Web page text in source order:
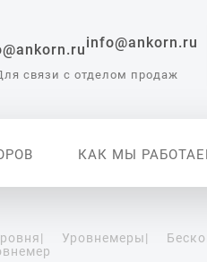
info@ankorn.ru
связи с отделом продаж
КАК МЫ
для
| Уровнемеры|